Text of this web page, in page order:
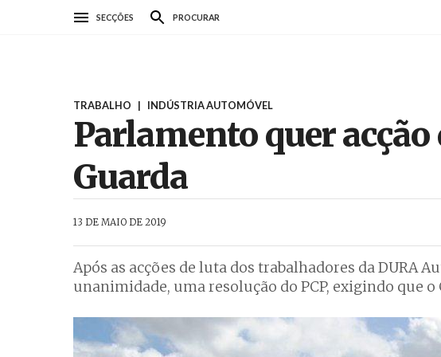
SECÇÕES PROCURAR
TRABALHO | INDÚSTRIA AUTOMÓVEL
Parlamento quer
Guarda
13 DE MAIO DE 2019
Após as acções de luta dos trabalhadores da DURA
unanimidade, uma resolução do PCP, exigindo que